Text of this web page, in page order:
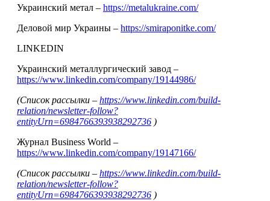
Украинский метал – https://metalukraine.com/
Деловой мир Украины – https://smiraponitke.com/
LINKEDIN
Украинский металлургический завод –
https://www.linkedin.com/company/19144986/
(Список рассылки – https://www.linkedin.com/build-
relation/newsletter-follow?
entityUrn=6984766393938292736 )
Журнал Business World –
https://www.linkedin.com/company/19147166/
(Список рассылки – https://www.linkedin.com/build-
relation/newsletter-follow?
entityUrn=6984766393938292736 )